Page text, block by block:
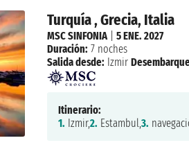
Turquía , Grecia, Italia
MSC SINFONIA| 5 ENE. 2027
Duración: 7 noches
Salida desde: Izmir
Itinerario:
1. Izmir,2. Estambul, 3.